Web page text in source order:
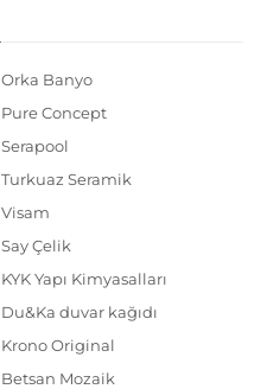
Orka Banyo
Pure Concept
Serapool
Turkuaz Seramik
Visam
Say Çelik
KYK Yapı Kimyasalları
Du&Ka duvar kağıdı
Krono Original
Betsan Mozaik